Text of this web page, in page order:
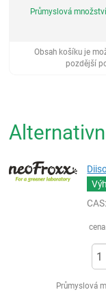
Průmyslová
Obsah košíku je
pozdější
CAS:
Průmyslová